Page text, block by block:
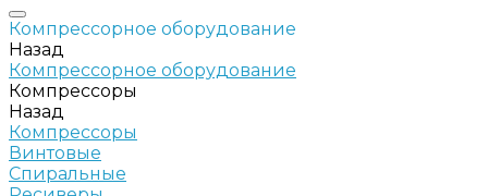
Компрессорное оборудование
Назад
Компрессорное оборудование
Компрессоры
Назад
Компрессоры
Винтовые
Спиральные